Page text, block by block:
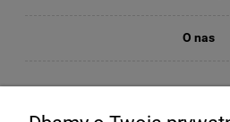
O nas